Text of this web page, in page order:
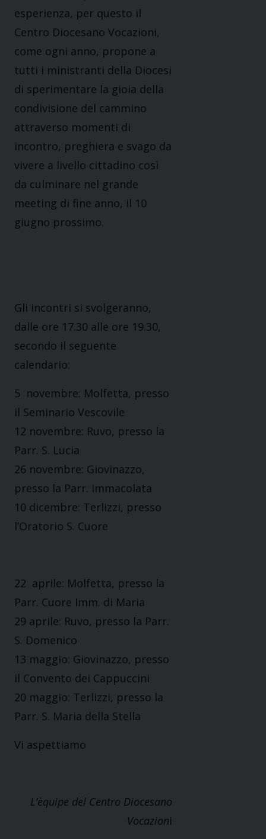
esperienza, per questo il
Centro Diocesano Vocazioni,
come ogni anno, propone a
tutti i ministranti della Diocesi
di sperimentare la gioia della
condivisione del cammino
attraverso momenti di
incontro, preghiera e svago da
vivere a livello cittadino così
da culminare nel grande
meeting di fine anno, il 10
giugno prossimo.
Gli incontri si svolgeranno,
dalle ore 17.30 alle ore 19.30,
secondo il seguente
calendario:
5 novembre: Molfetta, presso
il Seminario Vescovile
12 novembre: Ruvo, presso la
Parr. S. Lucia
26 novembre: Giovinazzo,
presso la Parr. Immacolata
10 dicembre: Terlizzi, presso
l’Oratorio S. Cuore
22 aprile: Molfetta, presso la
Parr. Cuore Imm. di Maria
29 aprile: Ruvo, presso la Parr.
S. Domenico
13 maggio: Giovinazzo, presso
il Convento dei Cappuccini
20 maggio: Terlizzi, presso la
Parr. S. Maria della Stella
Vi aspettiamo
L’èquipe del Centro Diocesano
Vocazioni